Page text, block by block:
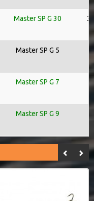
Master SP G 30
Master SP G 5 5
Master SP G 7 7
Master SP G 9